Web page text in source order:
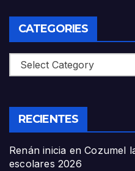
CATEGORIES
Categories
RECIENTES
Renán inicia en Cozumel
escolares 2026